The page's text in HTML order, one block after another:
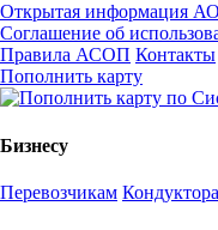
Открытая информация
Соглашение об
Правила АСОП Контакты
Пополнить карту
Бизнесу
Перевозчикам